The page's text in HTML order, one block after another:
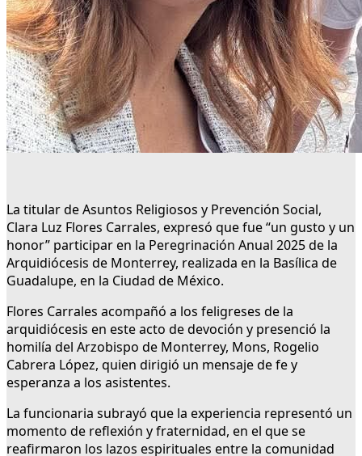
La titular de Asuntos Religiosos y Prevención Social,
Clara Luz Flores Carrales, expresó que fue “un gusto y un
honor” participar en la Peregrinación Anual 2025 de la
Arquidiócesis de Monterrey, realizada en la Basílica de
Guadalupe, en la Ciudad de México.
Flores Carrales acompañó a los feligreses de la
arquidiócesis en este acto de devoción y presenció la
homilía del Arzobispo de Monterrey, Mons, Rogelio
Cabrera López, quien dirigió un mensaje de fe y
esperanza a los asistentes.
La funcionaria subrayó que la experiencia representó un
momento de reflexión y fraternidad, en el que se
reafirmaron los lazos espirituales entre la comunidad